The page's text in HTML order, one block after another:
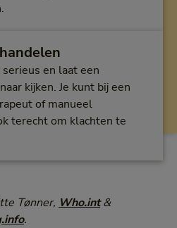
en laat een
kijken. Je kunt bij een
of manueel
terecht om klachten te
Tønner, Who.int&
.